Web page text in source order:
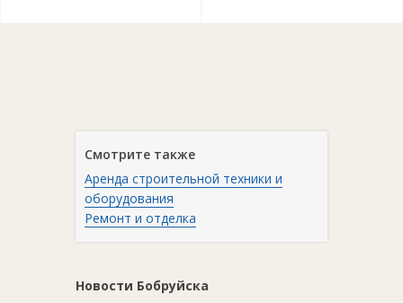
Смотрите также
Аренда строительной техники и
оборудования
Ремонт и отделка
Новости Бобруйска